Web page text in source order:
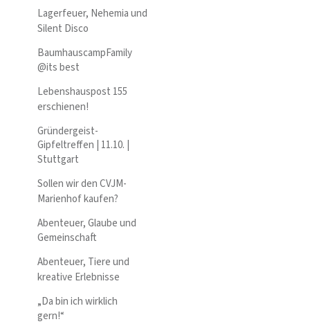
Lagerfeuer, Nehemia und
Silent Disco
BaumhauscampFamily
@its best
Lebenshauspost 155
erschienen!
Gründergeist-
Gipfeltreffen | 11.10. |
Stuttgart
Sollen wir den CVJM-
Marienhof kaufen?
Abenteuer, Glaube und
Gemeinschaft
Abenteuer, Tiere und
kreative Erlebnisse
„Da bin ich wirklich
gern!“